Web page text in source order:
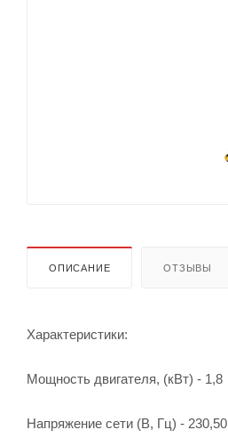
ОПИСАНИЕ ОТЗЫВЫ
Характеристики:
Мощность двигателя, (кВт) - 1,8
Напряжение сети (В, Гц) - 230,50